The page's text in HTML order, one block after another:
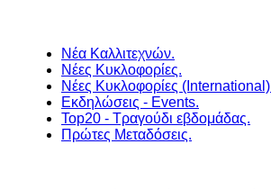
Νέα Καλλιτεχνών.
Νέες Κυκλοφορίες.
Νέες Κυκλοφορίες
Εκδηλώσεις - Events.
Top20 - Τραγούδι εβδομάδας.
Πρώτες Μεταδόσεις.